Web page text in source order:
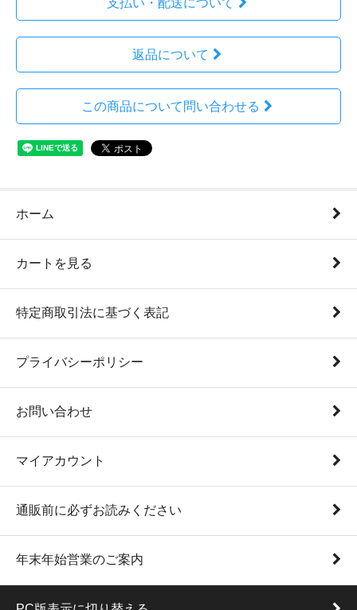
返品について
この商品について問い合わせる
ホーム
カートを見る
特定商取引法に基づく表記
プライバシーポリシー
お問い合わせ
マイアカウント
通販前に必ずお読みください
年末年始営業のご案内